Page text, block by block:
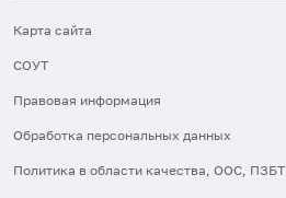
Карта сайта
СОУТ
Правовая информация
Обработка персональных данных
Политика в области качества, ООС, ПЗБТ